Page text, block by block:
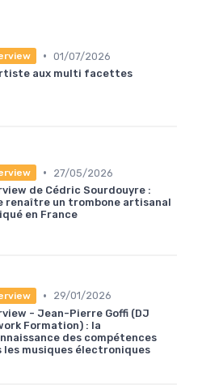
• 01/07/2026
aux multi facettes
•
27/05/2026
de Cédric Sourdouyre :
renaître un trombone artisanal
en France
•
29/01/2026
- Jean-Pierre Goffi (DJ
Formation) : la
des compétences
les musiques électroniques